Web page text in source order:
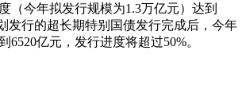
（今年拟发行规模为1.3万亿元）达到
发行的超长期特别国债发行完成后，今年
6520亿元，发行进度将超过50%。